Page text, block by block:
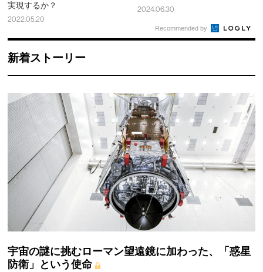
実現するか？
2022.05.20
2024.06.30
Recommended by
新着ストーリー
宇宙の謎に挑むローマン望遠鏡に加わった、「惑星
防衛」という使命